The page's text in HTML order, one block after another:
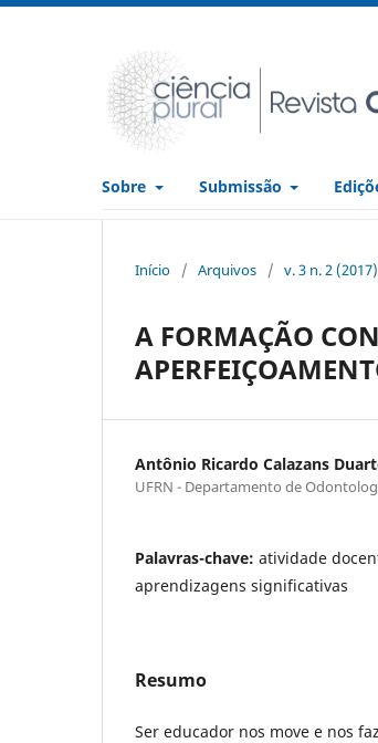
Sobre Submissão
Início / Arquivos / v. 3 n. 2 (2017)
A FORMAÇÃO
Antônio Ricardo Calazans
UFRN - Departamento de
Palavras-chave: atividade
aprendizagens significativas
Resumo
Ser educador nos move e nos